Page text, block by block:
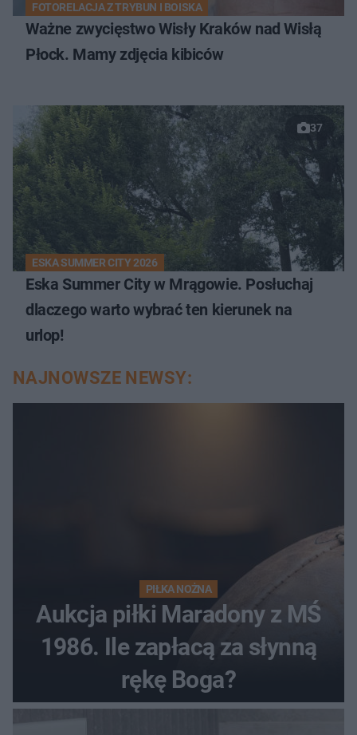
FOTORELACJA Z TRYBUN I BOISKA
Ważne zwycięstwo Wisły Kraków nad Wisłą
Płock. Mamy zdjęcia kibiców
37
ESKA SUMMER CITY 2026
Eska Summer City w Mrągowie. Posłuchaj
dlaczego warto wybrać ten kierunek na
urlop!
NAJNOWSZE NEWSY:
PIŁKA NOŻNA
Aukcja piłki Maradony z MŚ
1986. Ile zapłacą za słynną
rękę Boga?